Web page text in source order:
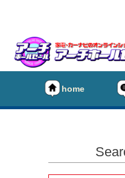
home